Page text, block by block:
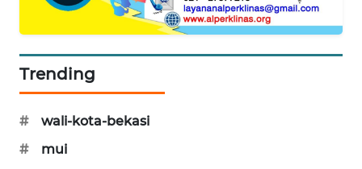
Trending
#
wali-kota-bekasi
#
mui
ANUGERAH
AKHLAK
ID
PERAPKI
NEWS